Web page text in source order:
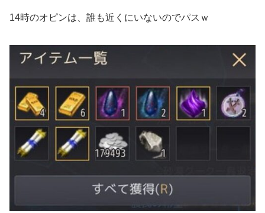
14時のオピンは、誰も近くにいないのでパスｗ